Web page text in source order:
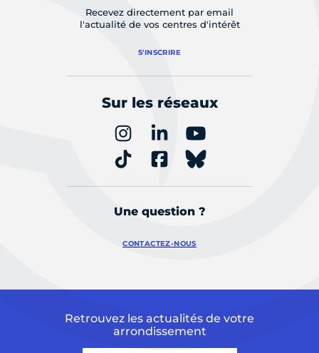
Recevez directement par email
l'actualité de vos centres d'intérêt
S'INSCRIRE
Sur les réseaux
Une question ?
CONTACTEZ-NOUS
Retrouvez les actualités de votre
arrondissement